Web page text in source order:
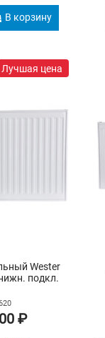
В корзину
Лучшая цена
Wester
подкл.
₽